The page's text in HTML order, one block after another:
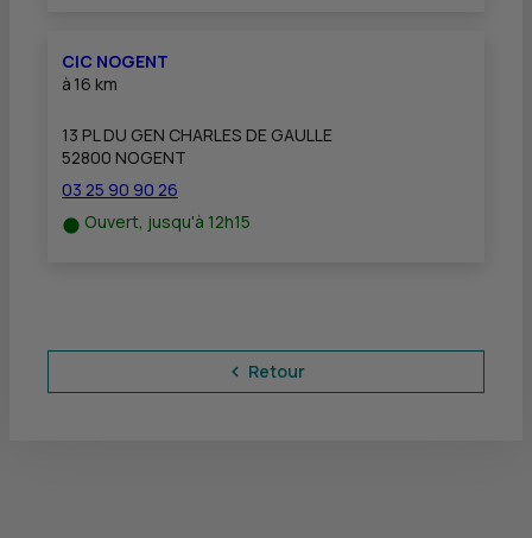
CIC NOGENT
à 16 km
13 PL DU GEN CHARLES DE GAULLE
52800 NOGENT
03 25 90 90 26
Ouvert, jusqu'à 12h15
Retour